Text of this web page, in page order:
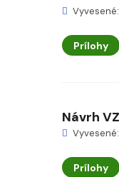
Prílohy
Návrh
Prílohy